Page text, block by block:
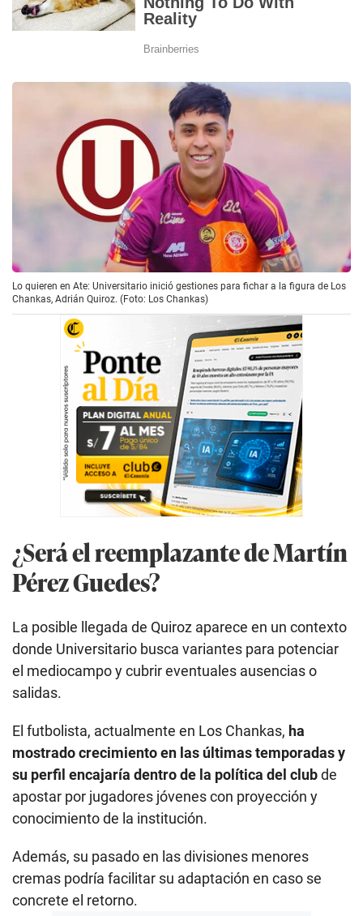
Lo quieren en Ate: Universitario inició gestiones para fichar a la figura de Los
Chankas, Adrián Quiroz. (Foto: Los Chankas)
¿Será el reemplazante de Martín
Pérez Guedes?
La posible llegada de Quiroz aparece en un contexto
donde Universitario busca variantes para potenciar
el mediocampo y cubrir eventuales ausencias o
salidas.
El futbolista, actualmente en Los Chankas, ha
mostrado crecimiento en las últimas temporadas y
su perfil encajaría dentro de la política del clubde
apostar por jugadores jóvenes con proyección y
conocimiento de la institución.
Además, su pasado en las divisiones menores
cremas podría facilitar su adaptación en caso se
concrete el retorno.